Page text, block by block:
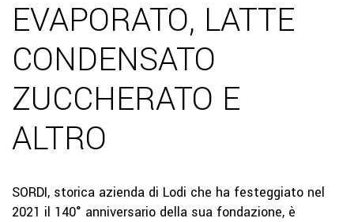
EVAPORATO, LATTE
CONDENSATO
ZUCCHERATO E
ALTRO
SORDI, storica azienda di Lodi che ha festeggiato nel
2021 il 140° anniversario della sua fondazione, è